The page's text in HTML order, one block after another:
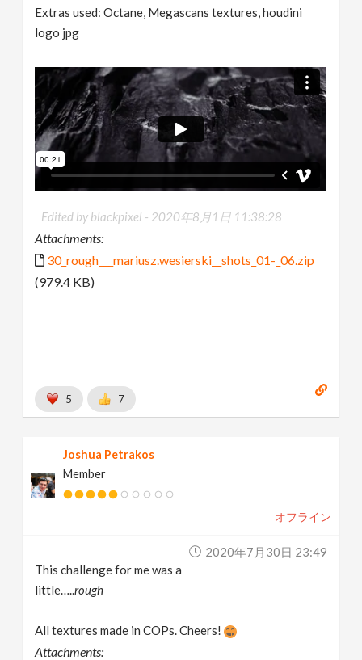
Extras used: Octane, Megascans textures, houdini
logo jpg
Edited by blackpixel - 2020年8月1日 11:38:28
Attachments:
30_rough___mariusz.wesierski__shots_01-_06.zip
(979.4 KB)
5 7
Joshua Petrakos
Member
オフライン
2020年7月30日 23:49
This challenge for me was a
little…..rough
All textures made in COPs. Cheers!
Attachments: